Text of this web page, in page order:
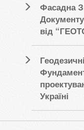
Фасадна
від
Україні